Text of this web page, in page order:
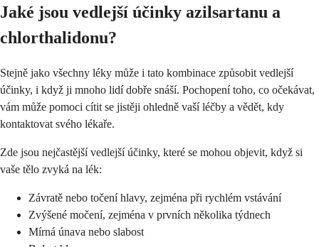
Jaké jsou vedlejší účinky azilsartanu a
chlorthalidonu?
Stejně jako všechny léky může i tato kombinace způsobit vedlejší
účinky, i když ji mnoho lidí dobře snáší. Pochopení toho, co očekávat,
vám může pomoci cítit se jistěji ohledně vaší léčby a vědět, kdy
kontaktovat svého lékaře.
Zde jsou nejčastější vedlejší účinky, které se mohou objevit, když si
vaše tělo zvyká na lék:
Závratě nebo točení hlavy, zejména při rychlém vstávání
Zvýšené močení, zejména v prvních několika týdnech
Mírná únava nebo slabost